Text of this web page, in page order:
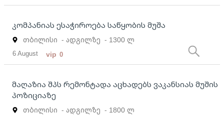
კომპანიას ესაჭიროება საწყობის მუშა
თბილისი - ადგილზე - 1300 ლ
6 August vip 0
მაღაზია შპს რემონტადა აცხადებს ვაკანსიას მუშის
პოზიციაზე
თბილისი - ადგილზე - 1800 ლ